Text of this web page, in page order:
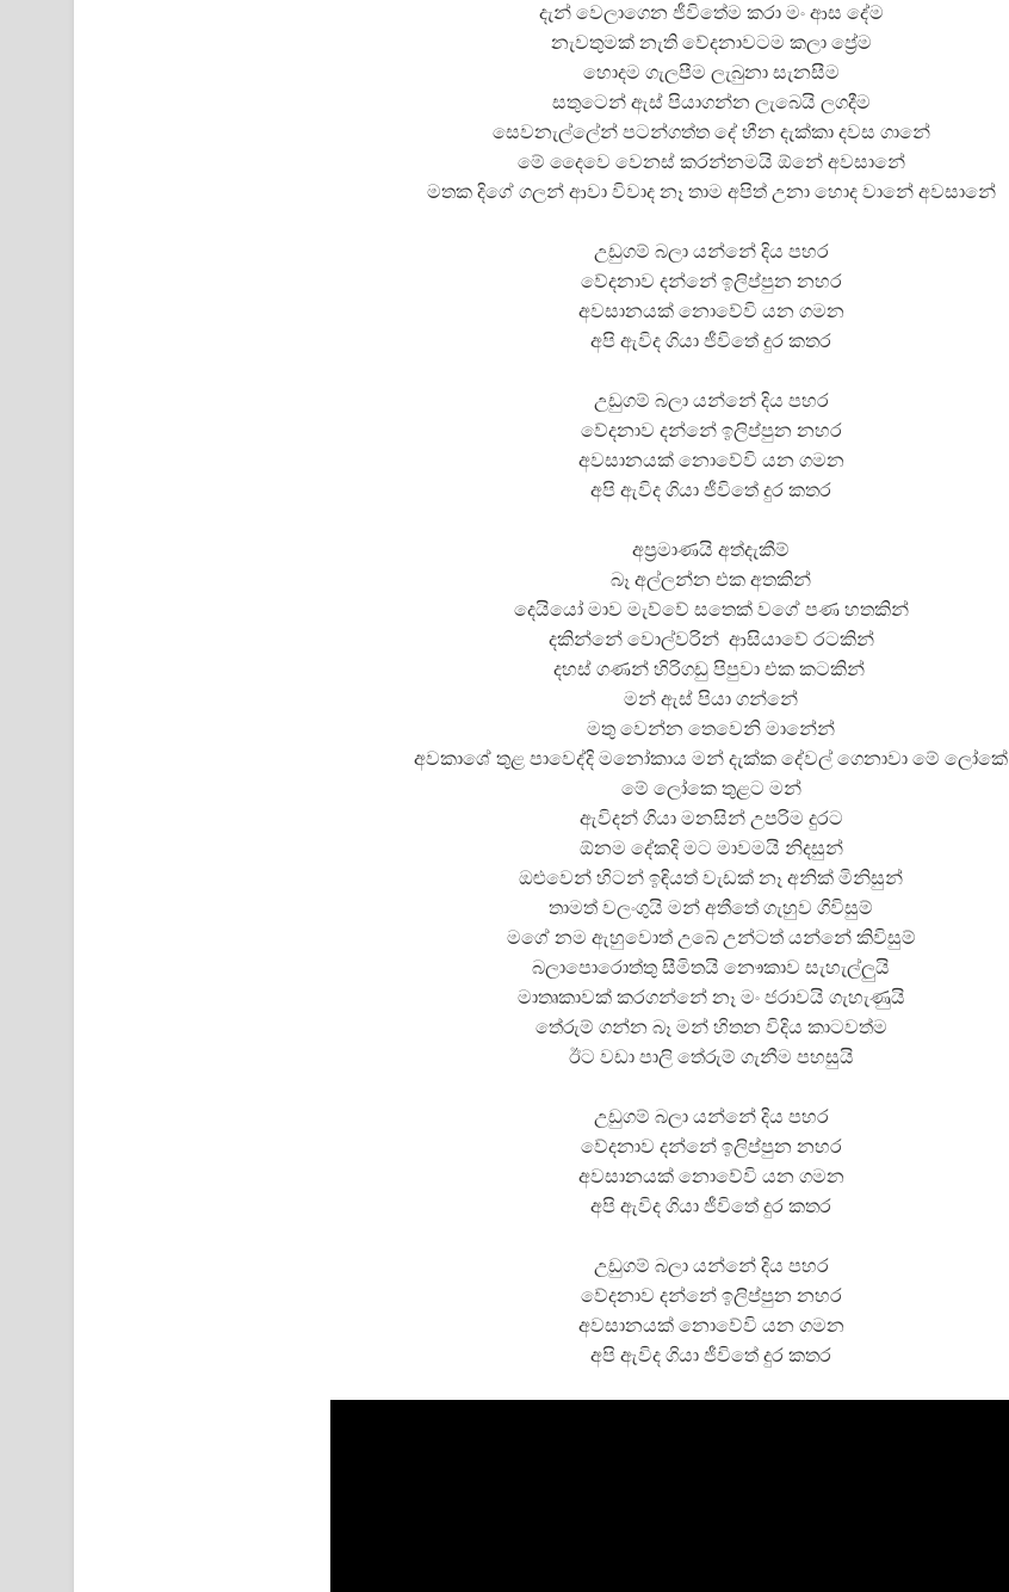
දැන් වෙලාගෙන ජීවිතේම කරා මං ආස දේම
නැවතුමක් නැති වේදනාවටම කලා ප්‍රේම
හොදම ගැලපීම ලැබුනා සැනසීම
සතුටෙන් ඇස් පියාගන්න ලැබෙයි ලගදීම
සෙවනැල්ලේන් පටන්ගත්ත දේ හීන දැක්කා දවස ගානේ
මේ දෛවෙ වෙනස් කරන්නමයි ඕනේ අවසානේ
මතක දිගේ ගලන් ආවා විවාද නෑ තාම අපිත් උනා හොද වානේ අවසානේ
උඩුගම් බලා යන්නේ දිය පහර
වේදනාව දන්නේ ඉලිප්පුන නහර
අවසානයක් නොවේවි යන ගමන
අපි ඇවිද ගියා ජීවිතේ දුර කතර
උඩුගම් බලා යන්නේ දිය පහර
වේදනාව දන්නේ ඉලිප්පුන නහර
අවසානයක් නොවේවි යන ගමන
අපි ඇවිද ගියා ජීවිතේ දුර කතර
අප්‍රමාණයි අත්දැකීම්
බෑ අල්ලන්න එක අතකින්
දෙයියෝ මාව මැව්වේ සතෙක් වගේ පණ හතකින්
දකින්නේ වොල්වරින් ආසියාවේ රටකින්
දහස් ගණන් හිරිගඩු පිපුවා එක කටකින්
මන් ඇස් පියා ගන්නේ
මතු වෙන්න තෙවෙනි මානේන්
අවකාශේ තුළ පාවෙද්දි මනෝකාය මන් දැක්ක දේවල් ගෙනාවා මේ ලෝකේ
මේ ලෝකෙ තුළට මන්
ඇවිදන් ගියා මනසින් උපරිම දුරට
ඕනම දේකදි මට මාවමයි නිදසුන්
ඔළුවෙන් හිටන් ඉඳියත් වැඩක් නෑ අනික් මිනිසුන්
තාමත් වලංගුයි මන් අතීතේ ගැහුව ගිවිසුම්
මගේ නම ඇහුවොත් උබේ උන්ටත් යන්නේ කිවිසුම්
බලාපොරොත්තු සීමිතයි නෞකාව සැහැල්ලුයි
මාතෘකාවක් කරගන්නේ නෑ මං ජරාවයි ගැහැණුයි
තේරුම් ගන්න බෑ මන් හිතන විදිය කාටවත්ම
ඊට වඩා පාලි තේරුම් ගැනීම පහසුයි
උඩුගම් බලා යන්නේ දිය පහර
වේදනාව දන්නේ ඉලිප්පුන නහර
අවසානයක් නොවේවි යන ගමන
අපි ඇවිද ගියා ජීවිතේ දුර කතර
උඩුගම් බලා යන්නේ දිය පහර
වේදනාව දන්නේ ඉලිප්පුන නහර
අවසානයක් නොවේවි යන ගමන
අපි ඇවිද ගියා ජීවිතේ දුර කතර